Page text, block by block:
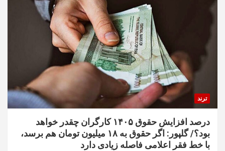
ترند
درصد افزایش حقوق ۱۴۰۵ کارگران چقدر خواهد
بود؟/ گلپور: اگر حقوق به ۱۸ میلیون تومان هم برسد،
با خط فقر اعلامی فاصله زیادی دارد